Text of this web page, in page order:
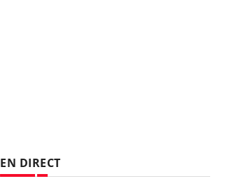
EN DIRECT